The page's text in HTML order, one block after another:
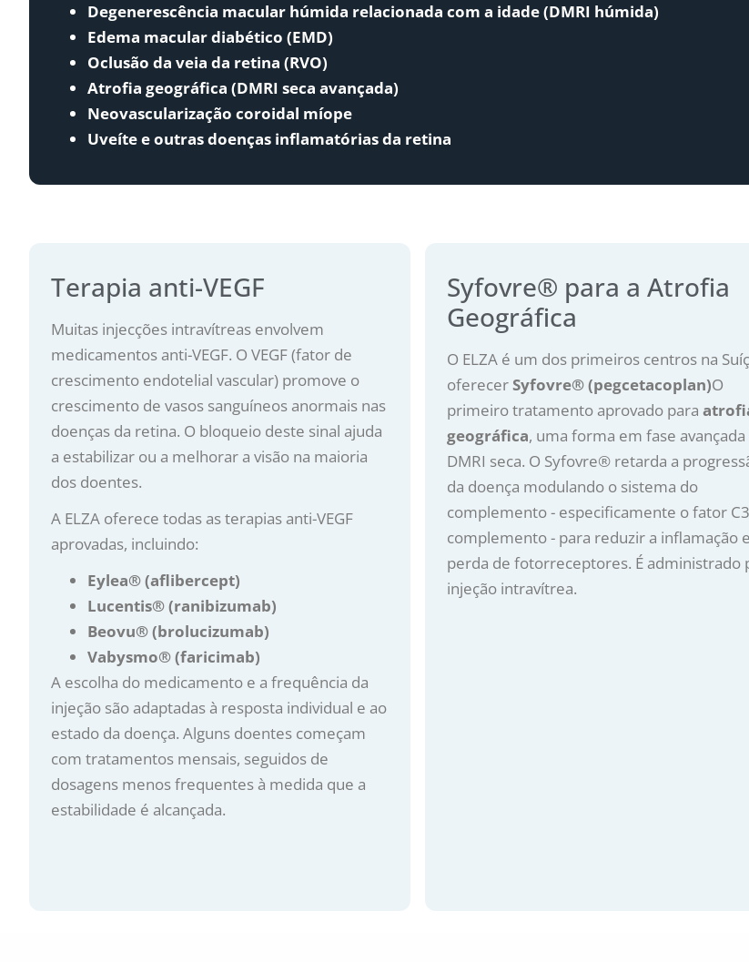
Degenerescência macular húmida relacionada com a idade (DMRI húmida)
Edema macular diabético (EMD)
Oclusão da veia da retina (RVO)
Atrofia geográfica (DMRI seca avançada)
Neovascularização coroidal míope
Uveíte e outras doenças inflamatórias da retina
Terapia anti-VEGF
Muitas injecções intravítreas envolvem
medicamentos anti-VEGF. O VEGF (fator de
crescimento endotelial vascular) promove o
crescimento de vasos sanguíneos anormais nas
doenças da retina. O bloqueio deste sinal ajuda
a estabilizar ou a melhorar a visão na maioria
dos doentes.
A ELZA oferece todas as terapias anti-VEGF
aprovadas, incluindo:
Eylea® (aflibercept)
Lucentis® (ranibizumab)
Beovu® (brolucizumab)
Vabysmo® (faricimab)
A escolha do medicamento e a frequência da
injeção são adaptadas à resposta individual e ao
estado da doença. Alguns doentes começam
com tratamentos mensais, seguidos de
dosagens menos frequentes à medida que a
estabilidade é alcançada.
Syfovre® para a Atrofia
Geográfica
O ELZA é um dos primeiros centros na
oferecerSyfovre® (pegcetacoplan)O
primeiro tratamento aprovado para
geográfica, uma forma em fase avançada
DMRI seca. O Syfovre® retarda a
da doença modulando o sistema do
complemento - especificamente o fator
complemento - para reduzir a inflamação
perda de fotorreceptores. É administrado
injeção intravítrea.